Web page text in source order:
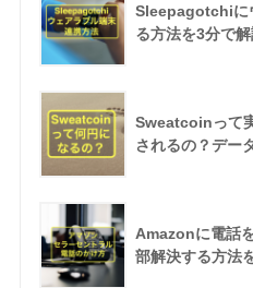
Sleepagotchiに
る方法を3分で
Sweatcoinって
されるの？デー
Amazonに電話
部解決する方法